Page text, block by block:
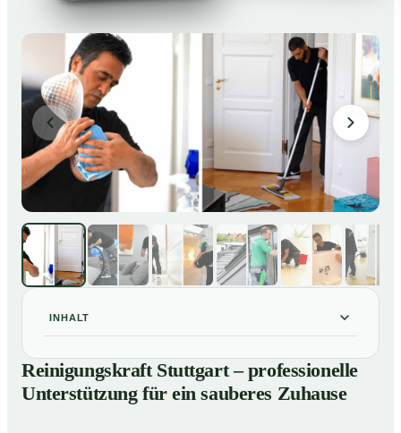
INHALT
01Reinigungskraft Stuttgart – professionelle
Unterstützung für ein sauberes Zuhause
Unsere Leistungen im Überblick
Reinigungskraft Stuttgart – professionelle
Unterstützung für ein sauberes Zuhause